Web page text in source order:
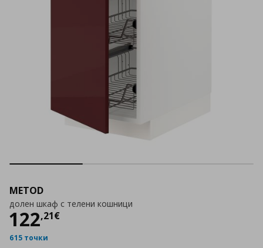
METOD
долен шкаф с телени кошници
122,21€
Цена
615 точки